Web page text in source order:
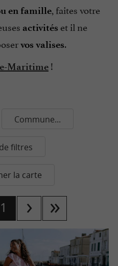
en famille, faites votre
activités et il ne
vos valises.
Maritime !
Commune...
filtres
la carte
1